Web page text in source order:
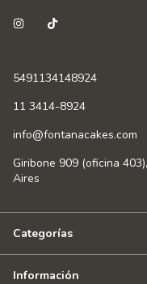
5491134148924
11 3414-8924
info@fontanacakes.com
Giribone 909 (oficina
Aires
Categorías
Información